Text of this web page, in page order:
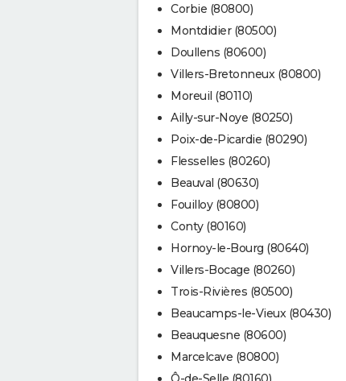
Corbie (80800)
Montdidier (80500)
Doullens (80600)
Villers-Bretonneux (80800)
Moreuil (80110)
Ailly-sur-Noye (80250)
Poix-de-Picardie (80290)
Flesselles (80260)
Beauval (80630)
Fouilloy (80800)
Conty (80160)
Hornoy-le-Bourg (80640)
Villers-Bocage (80260)
Trois-Rivières (80500)
Beaucamps-le-Vieux (80430)
Beauquesne (80600)
Marcelcave (80800)